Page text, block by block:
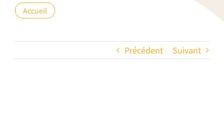
Accueil
Précédent Suivant